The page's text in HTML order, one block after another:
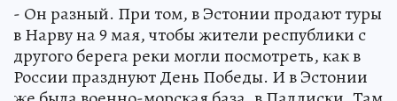
- Он разный. При том, в Эстонии продают туры
в Нарву на 9 мая, чтобы жители республики с
другого берега реки могли посмотреть, как в
России празднуют День Победы. И в Эстонии